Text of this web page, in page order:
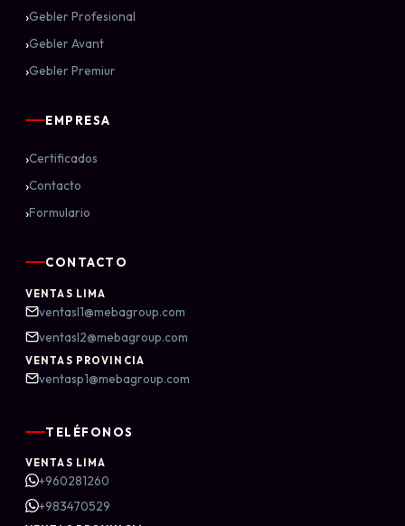
›Gebler Profesional
›Gebler Avant
›Gebler Premiur
EMPRESA
›Certificados
›Contacto
›Formulario
CONTACTO
VENTAS LIMA
ventasl1@mebagroup.com
ventasl2@mebagroup.com
VENTAS PROVINCIA
ventasp1@mebagroup.com
TELÉFONOS
VENTAS LIMA
+960281260
+983470529